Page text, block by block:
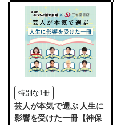
特別な1冊
芸人が本気で選ぶ 人生に
影響を受けた一冊【神保